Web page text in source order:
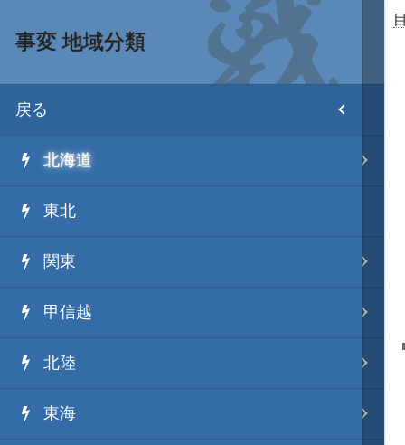
目次
武将 読み一覧
姫 読み一覧
家宝 分類一覧
城 地域分類
合戦 地域分類
事変 地域分類
事変 地域分類
戻る
北海道
東北
関東
甲信越
北陸
東海